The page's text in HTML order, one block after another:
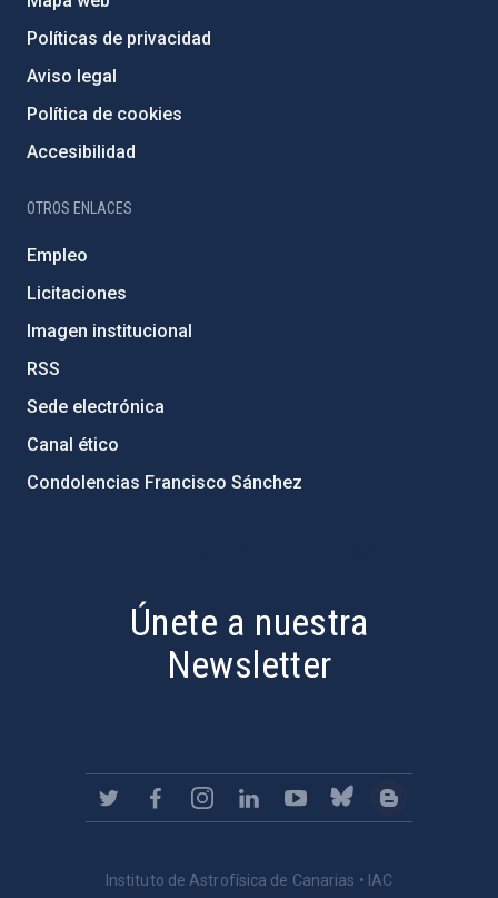
Políticas de privacidad
Aviso legal
Política de cookies
Accesibilidad
OTROS ENLACES
Empleo
Licitaciones
Imagen institucional
RSS
Sede electrónica
Canal ético
Condolencias Francisco Sánchez
Únete a nuestra
Newsletter
Instituto de Astrofísica de Canarias • IAC